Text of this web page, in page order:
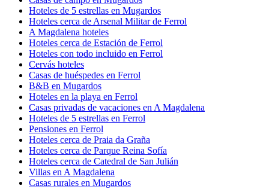
Hoteles de 5 estrellas en Mugardos
Hoteles cerca de Arsenal Militar de Ferrol
A Magdalena hoteles
Hoteles cerca de Estación de Ferrol
Hoteles con todo incluido en Ferrol
Cervás hoteles
Casas de huéspedes en Ferrol
B&B en Mugardos
Hoteles en la playa en Ferrol
Casas privadas de vacaciones en A Magdalena
Hoteles de 5 estrellas en Ferrol
Pensiones en Ferrol
Hoteles cerca de Praia da Graña
Hoteles cerca de Parque Reina Sofía
Hoteles cerca de Catedral de San Julián
Villas en A Magdalena
Casas rurales en Mugardos